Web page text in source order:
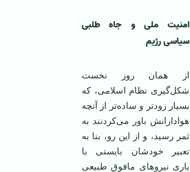
امنیت ملی و جاه طلبی
سیاسی رژیم
از‌‌ همان روز نخست
شکل‌گیری نظام اسلامی، که
بسیار زود‌تر و ساده‌تر از آنچه
هوادارانش باور می‌کردنند به
ثمر رسید، و از این رو، بنا به
تعبیر خودشان بایستی با
یاری نیروهای مافوق طبیعی